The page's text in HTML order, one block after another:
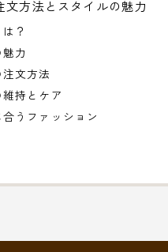
文方法とスタイルの魅力
？
力
文方法
持とケア
うファッション